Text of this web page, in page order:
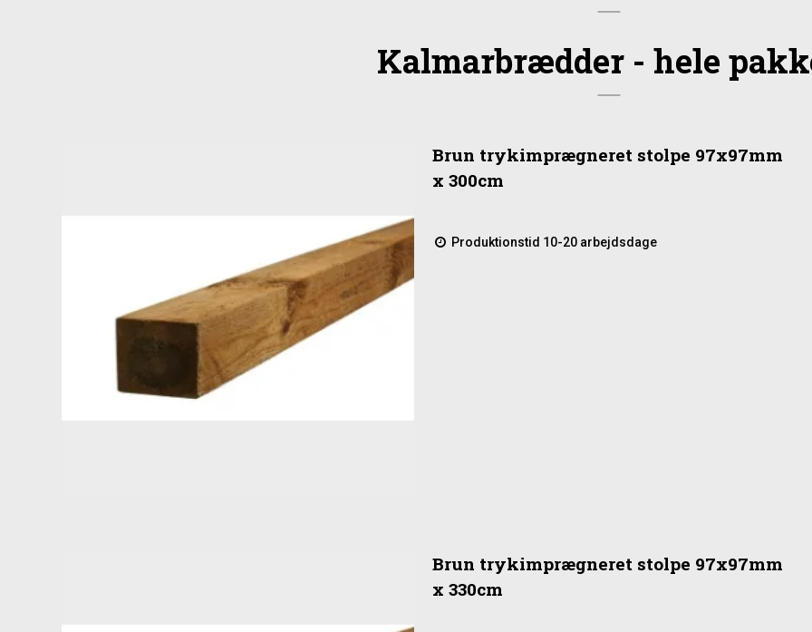
Ved montering af kalmarbrædder er det en fordel at tage højde for bræddernes naturlige variationer. Da de ikke er ens i
tilpasses løbende. Det er en god idé at lægge brædderne op i den rækkefølge, du vil bruge dem, så du kan skabe en
kan udvide og trække sig sammen alt efter fugtighed, så sørg for korrekt afstand mellem brædderne. Derudover anbefales
Lærk er en træsort, der naturligt indeholder olier, som gør det modstandsdygtigt over for fugt og vejrpåvirkning. Derfor er det
efterspænding af skruer kan være en fordel, især i de første måneder efter montering.
Produktfordele
Fremstillet af hele stammer, hvilket giver en naturlig og rustik overflade.
Varierende bredde skaber et autentisk og levende udtryk.
Lærketræ er stærkt, holdbart og vejrbestandigt.
Velegnet til hegn, beklædning og andre udendørs konstruktioner.
Brædderne måler 2,5x15/25x350 cm og er model Ikast.
Kalmarbrædder - hele
Brun trykimprægneret stolpe 97x97mm
x 300cm
Produktionstid 10-20 arbejdsdage
Brun trykimprægneret stolpe 97x97mm
x 330cm